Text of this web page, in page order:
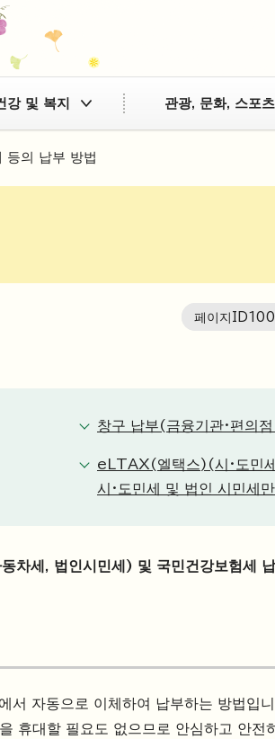
강 및 복지 관광, 문화, 스포츠
등의 납부 방법
페이지ID
창구 납부(금융기관·편의
eLTAX(엘택스)(시·도민
시·도민세 및 법인 시민세
차세, 법인시민세) 및 국민건강보험세
서 자동으로 이체하여 납부하는 방법입
휴대할 필요도 없으므로 안심하고 안전